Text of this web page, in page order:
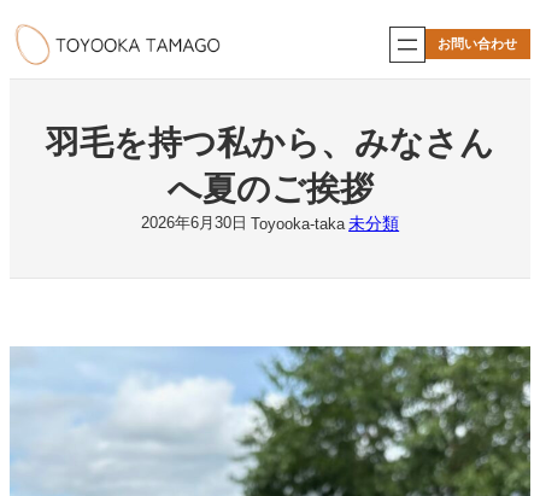
容
を
お問い合わせ
羽毛を持つ私から、みなさん
へ夏のご挨拶
2026年6月30日 Toyooka-taka 未分類